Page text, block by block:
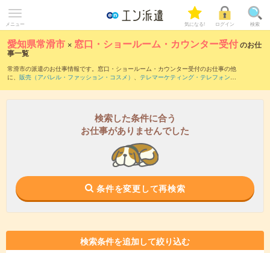
メニュー 気になる! ログイン 検索
愛知県常滑市 × 窓口・ショールーム・カウンター受付のお仕
事一覧
常滑市の派遣のお仕事情報です。窓口・ショールーム・カウンター受付のお仕事の他
に、 販売（アパレル・ファッション・コスメ） 、 テレマーケティング・テレフォンオ
でいただけます。職種辞典：窓口・ショールーム・カウンター受付のお仕事とは？と
検索した条件に合う
お仕事がありませんでした
条件を変更して再検索
検索条件を追加して絞り込む